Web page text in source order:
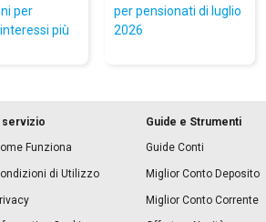
per
più
per pensionati di luglio
2026
servizio
Funziona
di Utilizzo
Guide e Strumenti
Guide Conti
Miglior Conto Deposito
Miglior Conto Corrente